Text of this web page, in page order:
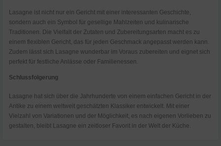
Lasagne ist nicht nur ein Gericht mit einer interessanten Geschichte,
sondern auch ein Symbol für gesellige Mahlzeiten und kulinarische
Traditionen. Die Vielfalt der Zutaten und Zubereitungsarten macht es zu
einem flexiblen Gericht, das für jeden Geschmack angepasst werden kann.
Zudem lässt sich Lasagne wunderbar im Voraus zubereiten und eignet sich
perfekt für festliche Anlässe oder Familienessen.
Schlussfolgerung
Lasagne hat sich über die Jahrhunderte von einem einfachen Gericht in der
Antike zu einem weltweit geschätzten Klassiker entwickelt. Mit einer
Vielzahl von Variationen und der Möglichkeit, es nach eigenen Vorlieben zu
gestalten, bleibt Lasagne ein zeitloser Favorit in der Welt der Küche.